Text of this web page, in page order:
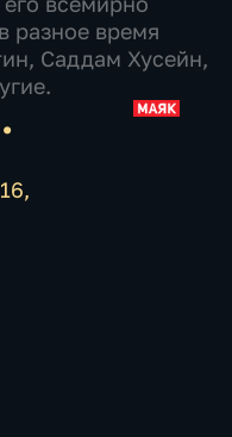
разное время
Саддам Хусейн,
,